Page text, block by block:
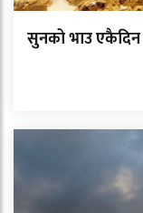
सुनको भाउ एकैदिन